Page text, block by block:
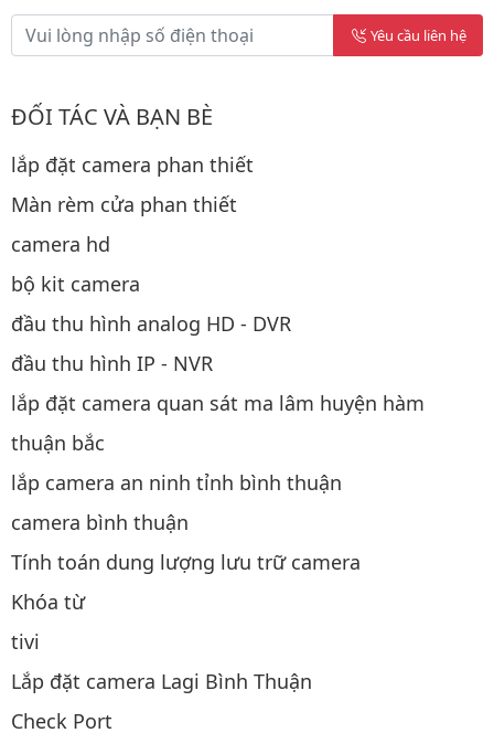
Yêu cầu liên hệ
ĐỐI TÁC VÀ BẠN BÈ
lắp đặt camera phan thiết
Màn rèm cửa phan thiết
camera hd
bộ kit camera
đầu thu hình analog HD - DVR
đầu thu hình IP - NVR
lắp đặt camera quan sát ma lâm huyện hàm
thuận bắc
lắp camera an ninh tỉnh bình thuận
camera bình thuận
Tính toán dung lượng lưu trữ camera
Khóa từ
tivi
Lắp đặt camera Lagi Bình Thuận
Check Port